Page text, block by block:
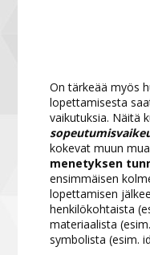
On tärkeää myös
lopettamisesta
vaikutuksia. Näitä
kokevat muun
menetyksen
ensimmäisen
lopettamisen
henkilökohtaista
materiaalista
symbolista (esim.